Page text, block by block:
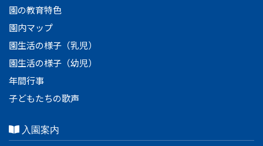
園の教育特色
園内マップ
園生活の様子（乳児）
園生活の様子（幼児）
年間行事
子どもたちの歌声
入園案内